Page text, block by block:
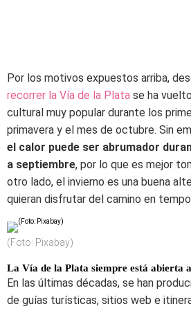
Por los motivos expuestos arriba,
recorrer la Vía de la Plata se ha
cultural muy popular durante los
primavera y el mes de octubre. Sin
el calor puede ser abrumador
a septiembre, por lo que es mejor
otro lado, el invierno es una buena
quieran disfrutar del camino en
(Foto: Pixabay)
La Vía de la Plata siempre está abierta
En las últimas décadas, se han
de guías turísticas, sitios web e